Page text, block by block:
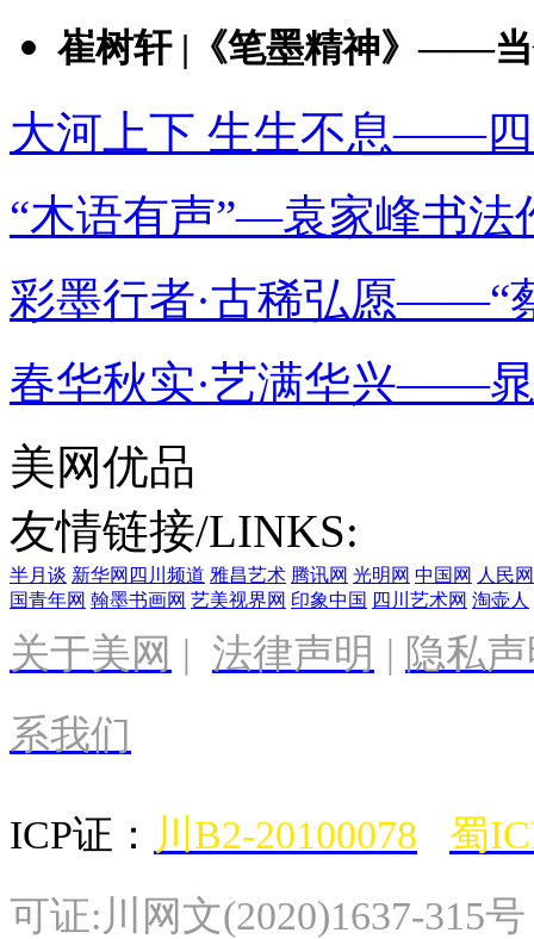
崔树轩 |《笔墨精神》——当
大河上下 生生不息——四
“木语有声”—袁家峰书法
彩墨行者·古稀弘愿——“
春华秋实·艺满华兴——
美网优品
友情链接/LINKS:
半月谈 新华网四川频道 雅昌艺术 腾讯网 光明网 中国网 人民网
国青年网 翰墨书画网 艺美视界网 印象中国 四川艺术网 淘壶人
关于美网 | 法律声明 | 隐私
系我们
ICP证： 川B2-20100078
蜀
可证:川网文(2020)1637-315